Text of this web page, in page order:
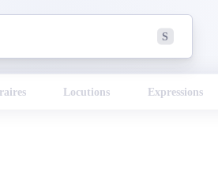
S
Locutions Expressions